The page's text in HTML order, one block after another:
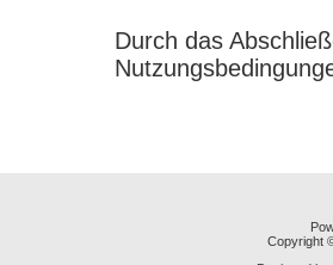
Durch das
Copyright